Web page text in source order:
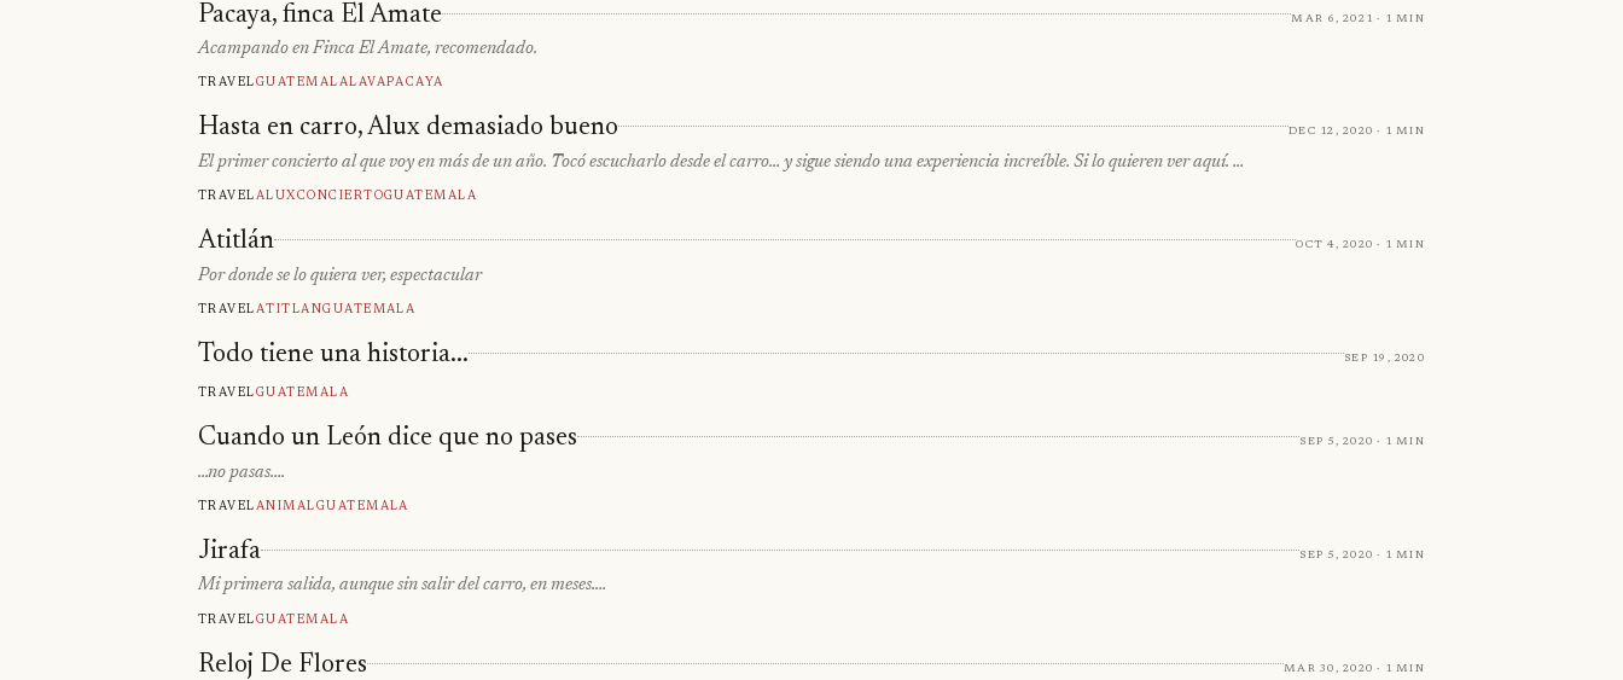
Pacaya, finca El Amate Mar 6, 2021 · 1 min
Acampando en Finca El Amate, recomendado.
TravelGuatemalaLavaPacaya
Hasta en carro, Alux demasiado bueno Dec 12, 2020 · 1 min
El primer concierto al que voy en más de un año. Tocó escucharlo desde el carro… y sigue siendo una experiencia increíble. Si lo quieren ver aquí. …
TravelAluxConciertoGuatemala
Atitlán Oct 4, 2020 · 1 min
Por donde se lo quiera ver, espectacular
TravelAtitlanGuatemala
Todo tiene una historia... Sep 19, 2020
TravelGuatemala
Cuando un León dice que no pases Sep 5, 2020 · 1 min
…no pasas….
TravelAnimalGuatemala
Jirafa Sep 5, 2020 · 1 min
Mi primera salida, aunque sin salir del carro, en meses….
TravelGuatemala
Reloj De Flores Mar 30, 2020 · 1 min